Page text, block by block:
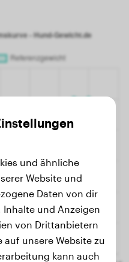
und ähnliche
Website und
Daten von dir
Inhalte und Anzeigen
von Drittanbietern
unsere Website zu
kann auch